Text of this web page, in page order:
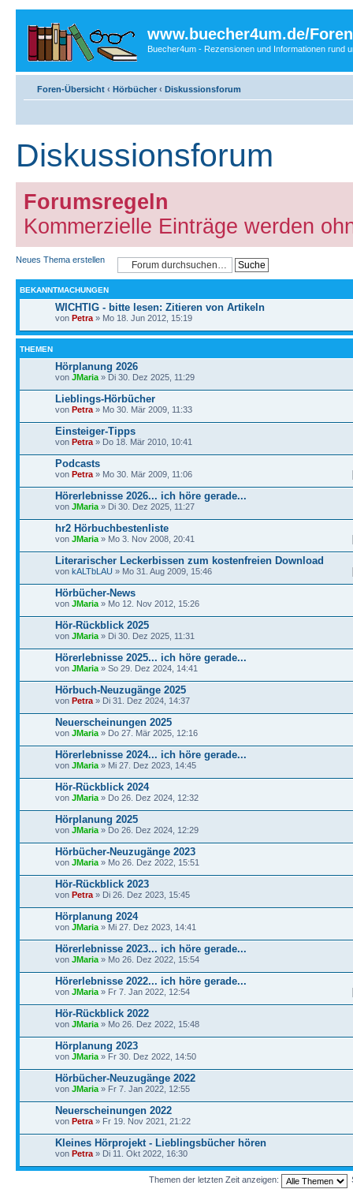
www.buecher4um.de/Foren
Buecher4um - Rezensionen und Informationen rund
Foren-Übersicht ‹ Hörbücher ‹ Diskussionsforum
Diskussionsforum
Forumsregeln
Kommerzielle Einträge werden
Neues Thema erstellen
BEKANNTMACHUNGEN
WICHTIG - bitte lesen: Zitieren von Artikeln
von Petra » Mo 18. Jun 2012, 15:19
THEMEN
Hörplanung 2026
von JMaria » Di 30. Dez 2025, 11:29
Lieblings-Hörbücher
von Petra » Mo 30. Mär 2009, 11:33
Einsteiger-Tipps
von Petra » Do 18. Mär 2010, 10:41
Podcasts
von Petra » Mo 30. Mär 2009, 11:06
Hörerlebnisse 2026... ich höre gerade...
von JMaria » Di 30. Dez 2025, 11:27
hr2 Hörbuchbestenliste
von JMaria » Mo 3. Nov 2008, 20:41
Literarischer Leckerbissen zum kostenfreien Download
von kALTbLAU » Mo 31. Aug 2009, 15:46
Hörbücher-News
von JMaria » Mo 12. Nov 2012, 15:26
Hör-Rückblick 2025
von JMaria » Di 30. Dez 2025, 11:31
Hörerlebnisse 2025... ich höre gerade...
von JMaria » So 29. Dez 2024, 14:41
Hörbuch-Neuzugänge 2025
von Petra » Di 31. Dez 2024, 14:37
Neuerscheinungen 2025
von JMaria » Do 27. Mär 2025, 12:16
Hörerlebnisse 2024... ich höre gerade...
von JMaria » Mi 27. Dez 2023, 14:45
Hör-Rückblick 2024
von JMaria » Do 26. Dez 2024, 12:32
Hörplanung 2025
von JMaria » Do 26. Dez 2024, 12:29
Hörbücher-Neuzugänge 2023
von JMaria » Mo 26. Dez 2022, 15:51
Hör-Rückblick 2023
von Petra » Di 26. Dez 2023, 15:45
Hörplanung 2024
von JMaria » Mi 27. Dez 2023, 14:41
Hörerlebnisse 2023... ich höre gerade...
von JMaria » Mo 26. Dez 2022, 15:54
Hörerlebnisse 2022... ich höre gerade...
von JMaria » Fr 7. Jan 2022, 12:54
Hör-Rückblick 2022
von JMaria » Mo 26. Dez 2022, 15:48
Hörplanung 2023
von JMaria » Fr 30. Dez 2022, 14:50
Hörbücher-Neuzugänge 2022
von JMaria » Fr 7. Jan 2022, 12:55
Neuerscheinungen 2022
von Petra » Fr 19. Nov 2021, 21:22
Kleines Hörprojekt - Lieblingsbücher hören
von Petra » Di 11. Okt 2022, 16:30
Themen der letzten Zeit anzeigen: